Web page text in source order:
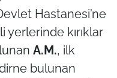
Hastanesi’ne
yerlerinde kırıklar
A.M., ilk
bulunan